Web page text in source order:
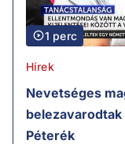
1 perc
Hírek
Nevetséges
belezavarodtak
Péterék